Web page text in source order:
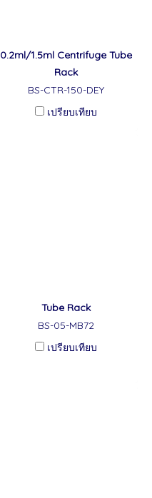
0.2ml/1.5ml Centrifuge Tube
Rack
BS-CTR-150-DEY
เปรียบเทียบ
Tube Rack
BS-05-MB72
เปรียบเทียบ